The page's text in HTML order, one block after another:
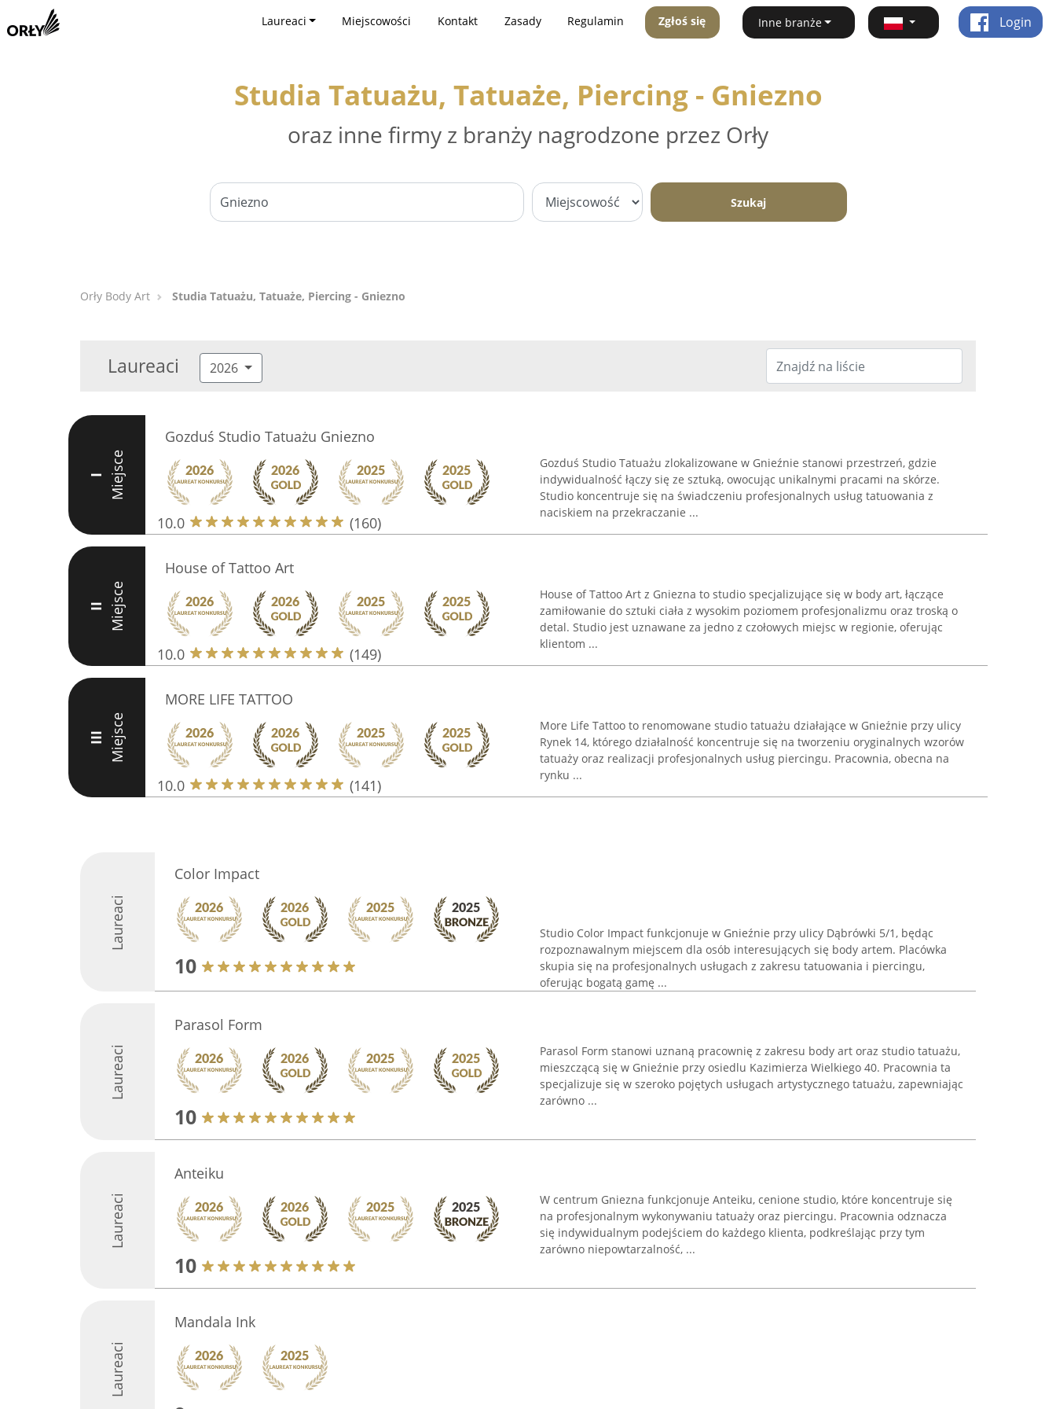
Laureaci Miejscowości Kontakt Zasady Regulamin Zgłoś się Inne branże Login
Studia Tatuażu, Tatuaże, Piercing - Gniezno
oraz inne firmy z branży nagrodzone przez Orły
Szukaj
Orły Body Art Studia Tatuażu, Tatuaże, Piercing - Gniezno
Laureaci 2026
I Miejsce
Gozduś Studio Tatuażu Gniezno
10.0 (160)
Gozduś Studio Tatuażu zlokalizowane w Gnieźnie stanowi przestrzeń, gdzie
indywidualność łączy się ze sztuką, owocując unikalnymi pracami na skórze.
Studio koncentruje się na świadczeniu profesjonalnych usług tatuowania z
naciskiem na przekraczanie ...
II Miejsce
House of Tattoo Art
10.0 (149)
House of Tattoo Art z Gniezna to studio specjalizujące się w body art, łączące
zamiłowanie do sztuki ciała z wysokim poziomem profesjonalizmu oraz troską o
detal. Studio jest uznawane za jedno z czołowych miejsc w regionie, oferując
klientom ...
III Miejsce
MORE LIFE TATTOO
10.0 (141)
More Life Tattoo to renomowane studio tatuażu działające w Gnieźnie przy ulicy
Rynek 14, którego działalność koncentruje się na tworzeniu oryginalnych wzorów
tatuaży oraz realizacji profesjonalnych usług piercingu. Pracownia, obecna na
rynku ...
Laureaci
Color Impact
10
Studio Color Impact funkcjonuje w Gnieźnie przy ulicy Dąbrówki 5/1, będąc
rozpoznawalnym miejscem dla osób interesujących się body artem. Placówka
skupia się na profesjonalnych usługach z zakresu tatuowania i piercingu,
oferując bogatą gamę ...
Laureaci
Parasol Form
10
Parasol Form stanowi uznaną pracownię z zakresu body art oraz studio tatuażu,
mieszczącą się w Gnieźnie przy osiedlu Kazimierza Wielkiego 40. Pracownia ta
specjalizuje się w szeroko pojętych usługach artystycznego tatuażu, zapewniając
zarówno ...
Laureaci
Anteiku
10
W centrum Gniezna funkcjonuje Anteiku, cenione studio, które koncentruje się
na profesjonalnym wykonywaniu tatuaży oraz piercingu. Pracownia odznacza
się indywidualnym podejściem do każdego klienta, podkreślając przy tym
zarówno niepowtarzalność, ...
Laureaci
Mandala Ink